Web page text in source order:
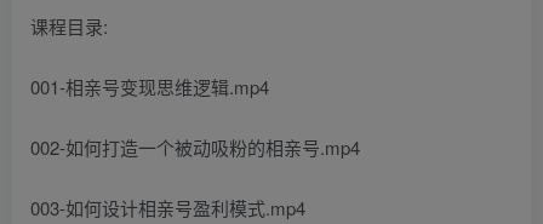
课程目录:
001-相亲号变现思维逻辑.mp4
002-如何打造一个被动吸粉的相亲号.mp4
003-如何设计相亲号盈利模式.mp4